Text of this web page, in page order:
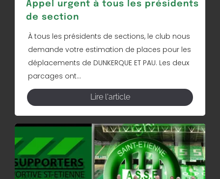
Appel urgent à tous les présidents
de section
À tous les présidents de sections, le club nous
demande votre estimation de places pour les
déplacements de DUNKERQUE ET PAU. Les deux
parcages ont...
Lire l'article